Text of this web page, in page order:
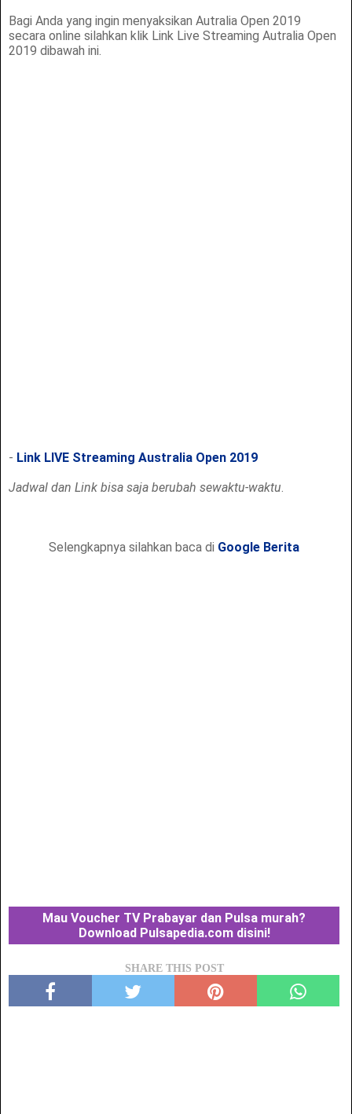
Bagi Anda yang ingin menyaksikan Autralia Open 2019
secara online silahkan klik Link Live Streaming Autralia Open
2019 dibawah ini.
- Link LIVE Streaming Australia Open 2019
Jadwal dan Link bisa saja berubah sewaktu-waktu.
Selengkapnya silahkan baca di Google Berita
Mau Voucher TV Prabayar dan Pulsa murah?
Download Pulsapedia.com disini!
SHARE THIS POST